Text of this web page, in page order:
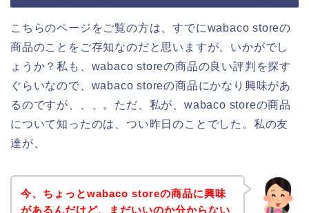
こちらのページをご覧の方は、すでにwabaco storeの
商品のことをご存知なのだと思いますが、いかがでし
ょうか？私も、wabaco storeの商品の良い評判を探す
ぐらいなので、wabaco storeの商品にかなり興味があ
るのですが、、、。ただ、私が、wabaco storeの商品
について知ったのは、つい昨日のことでした。私の友
達が、
今、ちょっとwabaco storeの商品に興味
があるんだけど、まだいいのか分からない